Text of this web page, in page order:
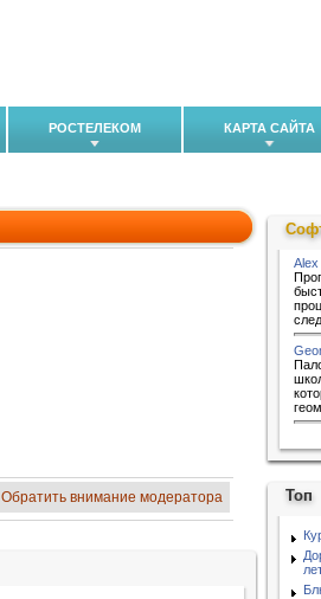
РОСТЕЛЕКОМ КАРТА САЙТА
Обратить внимание модератора
Alex
Топ